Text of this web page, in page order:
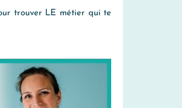
trouver LE métier qui te